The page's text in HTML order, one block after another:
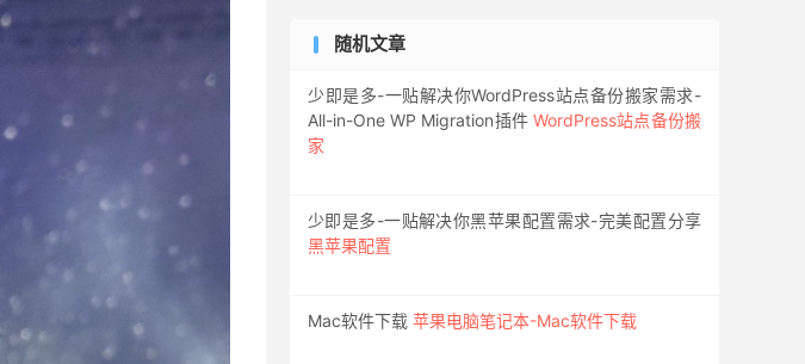
随机文章
少即是多-一贴解决你WordPress站点备份搬家需求-
All-in-One WP Migration插件 WordPress站点备份搬
家
少即是多-一贴解决你黑苹果配置需求-完美配置分享
黑苹果配置
Mac软件下载 苹果电脑笔记本-Mac软件下载